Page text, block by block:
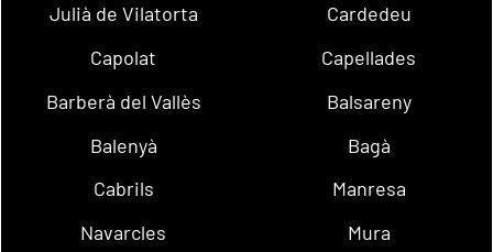
Julià de Vilatorta
Cardedeu
Capolat
Capellades
Barberà del Vallès
Balsareny
Balenyà
Bagà
Cabrils
Manresa
Navarcles
Mura